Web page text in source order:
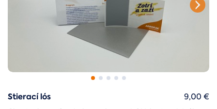
Stierací lós 9,00 €